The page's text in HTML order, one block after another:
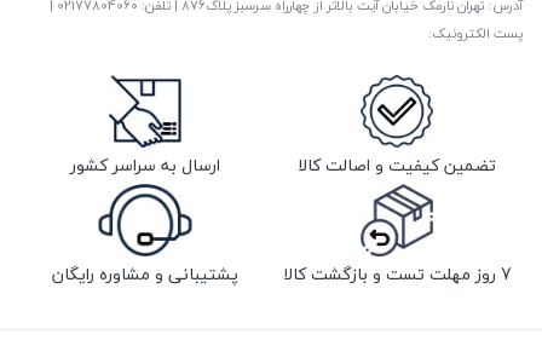
آدرس: تهران نارمک خیابان آیت بالاتر از چهارراه سرسبز پلاک876 | تلفن: ‎02177804060 |
پست الکترونیک:
تضمین کیفیت و اصالت کالا ارسال به سراسر کشور
7 روز مهلت تست و بازگشت کالا پشتیبانی و مشاوره رایگان